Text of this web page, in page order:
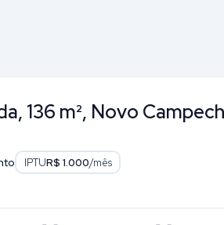
136 m², Novo
IPTUR$ 1.000/mês